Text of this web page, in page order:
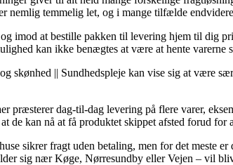
nemlig temmelig let, og i mange tilfælde
imod at bestille pakken til levering hjem til dig
kan ikke benægtes at være at hente
skønhed || Sundhedspleje kan vise sig at være
præsterer dag-til-dag levering på flere varer,
de kan nå at få produktet skippet afsted forud for
sikrer fragt uden betaling, men for det meste
sig nær Køge, Nørresundby eller Vejen – vil